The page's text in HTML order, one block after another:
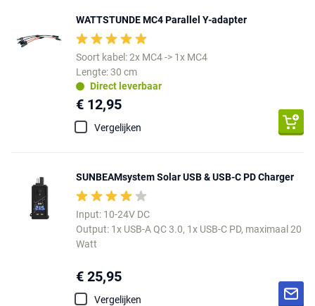
WATTSTUNDE MC4 Parallel Y-adapter
Soort kabel: 2x MC4 -> 1x MC4
Lengte: 30 cm
Direct leverbaar
€ 12,95
Vergelijken
SUNBEAMsystem Solar USB & USB-C PD Charger
Input: 10-24V DC
Output: 1x USB-A QC 3.0, 1x USB-C PD, maximaal 20
Watt
€ 25,95
Vergelijken